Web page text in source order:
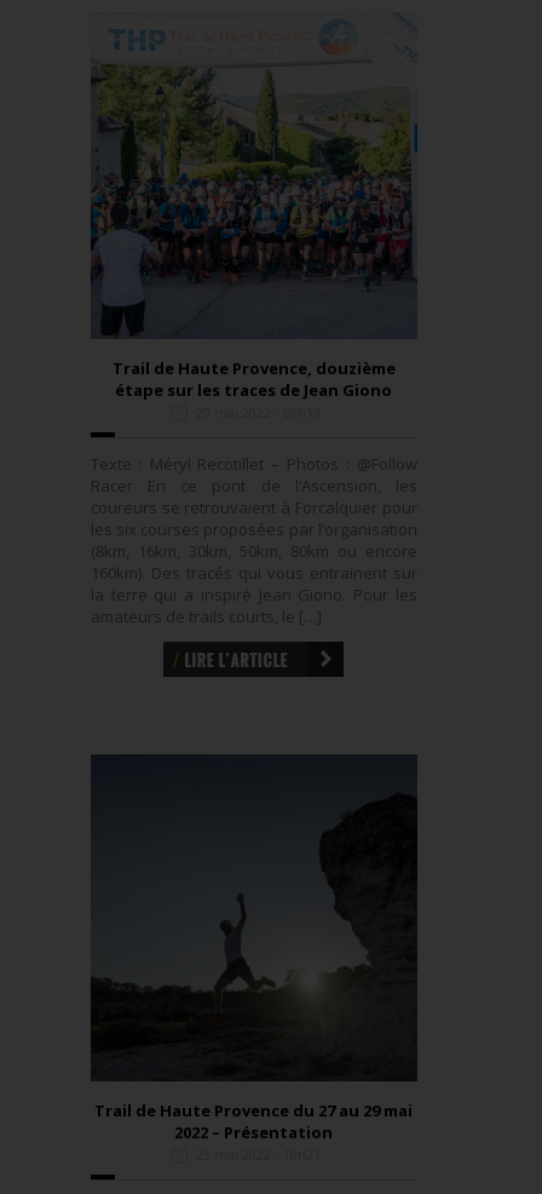
Trail de Haute Provence, douzième
étape sur les traces de Jean Giono
Texte : Méryl Recotillet – Photos : @Follow
Racer En ce pont de l’Ascension, les
coureurs se retrouvaient à Forcalquier pour
les six courses proposées par l’organisation
(8km, 16km, 30km, 50km, 80km ou encore
160km). Des tracés qui vous entrainent sur
la terre qui a inspiré Jean Giono. Pour les
amateurs de trails courts, le […]
Trail de Haute Provence du 27 au 29 mai
2022 – Présentation